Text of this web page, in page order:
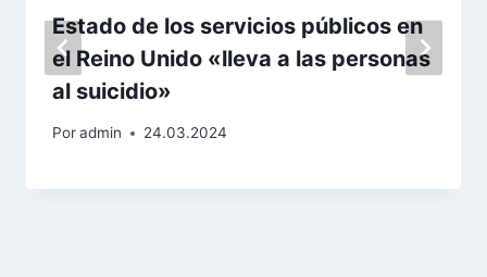
Estado de los servicios públicos en
el Reino Unido «lleva a las personas
al suicidio»
Poradmin 24.03.2024